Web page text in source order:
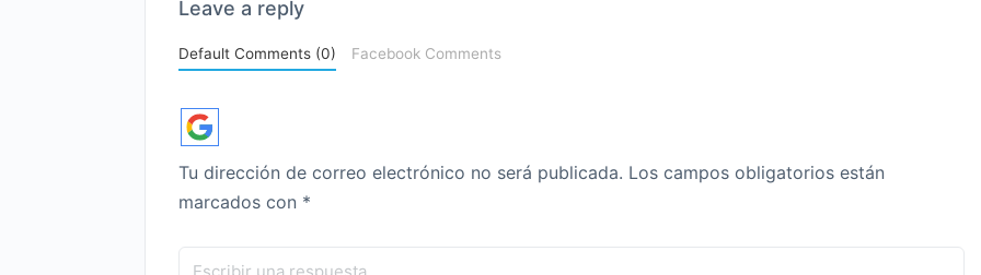
Leave a reply
Default Comments (0) Facebook Comments
Tu dirección de correo electrónico no será publicada. Los campos obligatorios están
marcados con *